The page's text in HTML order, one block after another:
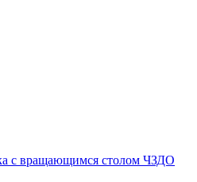
c вращающимся столом ЧЗДО